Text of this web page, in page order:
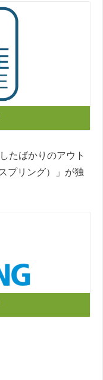
たばかりのアウト
プリング）」が独